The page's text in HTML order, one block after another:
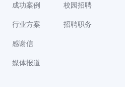
成功案例
行业方案
感谢信
媒体报道
校园招聘
招聘职务